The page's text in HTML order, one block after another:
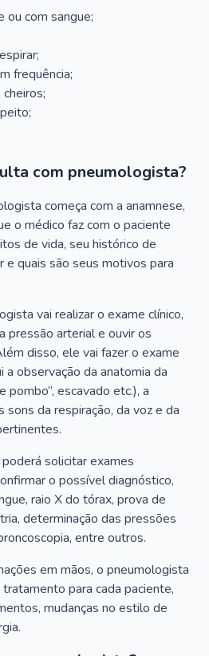
com sangue;
frequência;
com pneumologista?
começa com a anamnese,
o médico faz com o paciente
de vida, seu histórico de
e quais são seus motivos para
vai realizar o exame clínico,
pressão arterial e ouvir os
disso, ele vai fazer o exame
a observação da anatomia da
pombo”, escavado etc.), a
sons da respiração, da voz e da
solicitar exames
o possível diagnóstico,
raio X do tórax, prova de
determinação das pressões
entre outros.
em mãos, o pneumologista
para cada paciente,
mudanças no estilo de